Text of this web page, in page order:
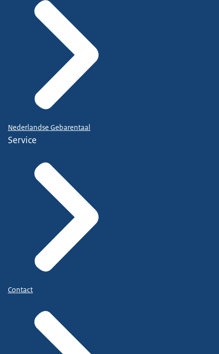
Nederlandse Gebarentaal
Service
Contact